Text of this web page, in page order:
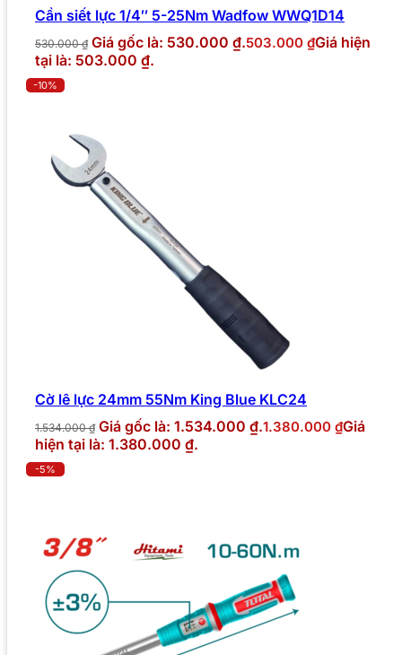
Cần siết lực 1/4″ 5-25Nm Wadfow WWQ1D14
530.000₫ Giá gốc là: 530.000 ₫.503.000 ₫Giá hiện
tại là: 503.000 ₫.
-10%
Cờ lê lực 24mm 55Nm King Blue KLC24
1.534.000₫ Giá gốc là: 1.534.000 ₫.1.380.000 ₫Giá
hiện tại là: 1.380.000 ₫.
-5%